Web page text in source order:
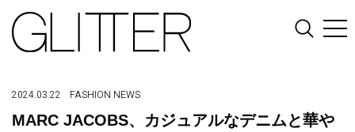
2024.03.22 FASHION NEWS
MARC JACOBS、カジュアルなデニムと華や